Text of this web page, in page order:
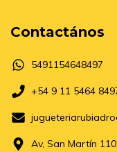
Contactános
5491154648497
+54 9 11 5464
Av, San Martín